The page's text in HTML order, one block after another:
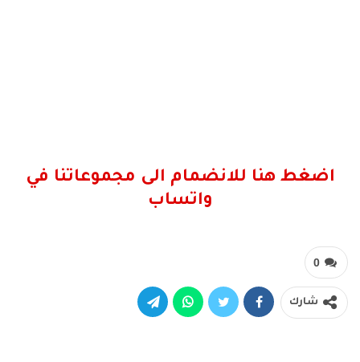
اضغط هنا للانضمام الى مجموعاتنا في
واتساب
0
شارك